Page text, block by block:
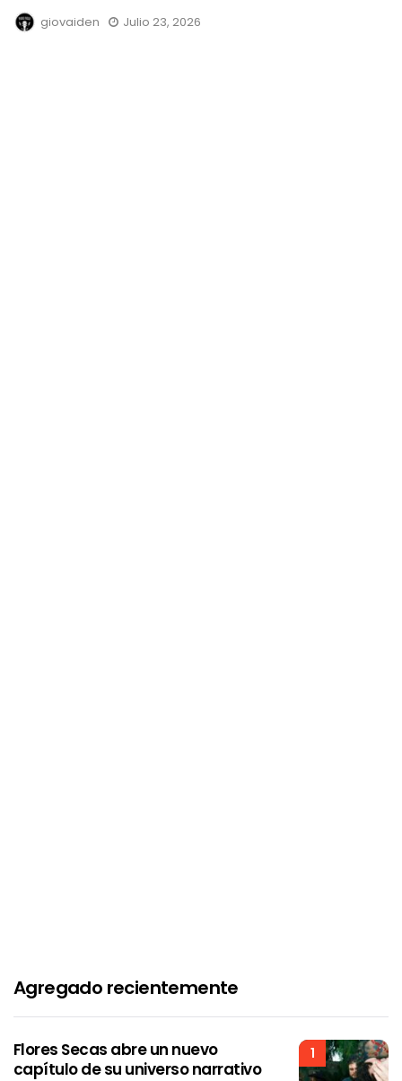
giovaiden Julio 23, 2026
Agregado recientemente
1
Flores Secas abre un nuevo
capítulo de su universo narrativo